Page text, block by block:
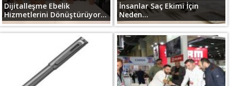
Dijitalleşme Ebelik
Hizmetlerini Dönüştürüyor...
İnsanlar Saç Ekimi İçin
Neden...